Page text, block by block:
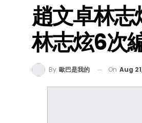
趙文卓林志
林志炫6次
By 歐巴是我的 On Aug